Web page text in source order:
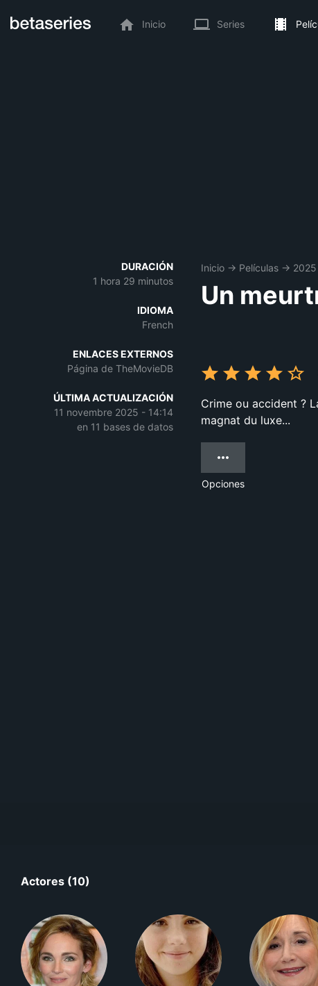
Inicio Series
DURACIÓN
1 hora 29 minutos
IDIOMA
French
ENLACES EXTERNOS
Página de TheMovieDB
ÚLTIMA ACTUALIZACIÓN
11 novembre 2025 - 14:14
en 11 bases de datos
Inicio → Películas → 2025
Un
Crime ou accident ?
magnat du luxe...
Opciones
Actores (10)